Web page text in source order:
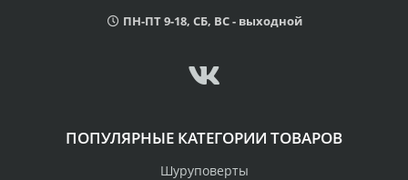
ПН-ПТ 9-18, СБ, ВС - выходной
ПОПУЛЯРНЫЕ КАТЕГОРИИ ТОВАРОВ
Шуруповерты